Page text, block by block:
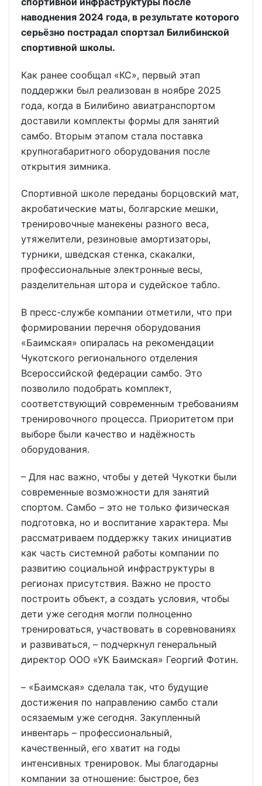
наводнения 2024 года, в результате которого
серьёзно пострадал спортзал Билибинской
спортивной школы.
Как ранее сообщал «КС», первый этап
поддержки был реализован в ноябре 2025
года, когда в Билибино авиатранспортом
доставили комплекты формы для занятий
самбо. Вторым этапом стала поставка
крупногабаритного оборудования после
открытия зимника.
Спортивной школе переданы борцовский мат,
акробатические маты, болгарские мешки,
тренировочные манекены разного веса,
утяжелители, резиновые амортизаторы,
турники, шведская стенка, скакалки,
профессиональные электронные весы,
разделительная штора и судейское табло.
В пресс-службе компании отметили, что при
формировании перечня оборудования
«Баимская» опиралась на рекомендации
Чукотского регионального отделения
Всероссийской федерации самбо. Это
позволило подобрать комплект,
соответствующий современным требованиям
тренировочного процесса. Приоритетом при
выборе были качество и надёжность
оборудования.
– Для нас важно, чтобы у детей Чукотки были
современные возможности для занятий
спортом. Самбо – это не только физическая
подготовка, но и воспитание характера. Мы
рассматриваем поддержку таких инициатив
как часть системной работы компании по
развитию социальной инфраструктуры в
регионах присутствия. Важно не просто
построить объект, а создать условия, чтобы
дети уже сегодня могли полноценно
тренироваться, участвовать в соревнованиях
и развиваться, – подчеркнул генеральный
директор ООО «УК Баимская» Георгий Фотин.
– «Баимская» сделала так, что будущие
достижения по направлению самбо стали
осязаемым уже сегодня. Закупленный
инвентарь – профессиональный,
качественный, его хватит на годы
интенсивных тренировок. Мы благодарны
компании за отношение: быстрое, без